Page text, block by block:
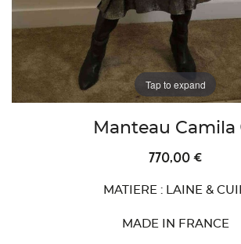
Tap to expand
Manteau Camila
770,00 €
MATIERE : LAINE &
MADE IN FRANCE